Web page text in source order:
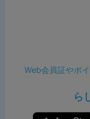
Web会員証やポ
ら